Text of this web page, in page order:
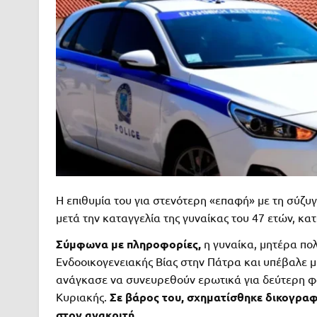
Η επιθυμία του για στενότερη «επαφή» με τη
μετά την καταγγελία της γυναίκας του 47 ετών,
Σύμφωνα με πληροφορίες,η γυναίκα, μητέρα
Ενδοοικογενειακής Βίας στην Πάτρα και
ανάγκασε να συνευρεθούν ερωτικά για δεύτερη
Κυριακής. Σε βάρος του, σχηματίσθηκε